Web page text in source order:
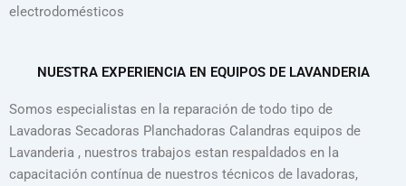
electrodomésticos
NUESTRA EXPERIENCIA EN EQUIPOS DE LAVANDERIA
Somos especialistas en la reparación de todo tipo de
Lavadoras Secadoras Planchadoras Calandras equipos de
Lavanderia , nuestros trabajos estan respaldados en la
capacitación contínua de nuestros técnicos de lavadoras,